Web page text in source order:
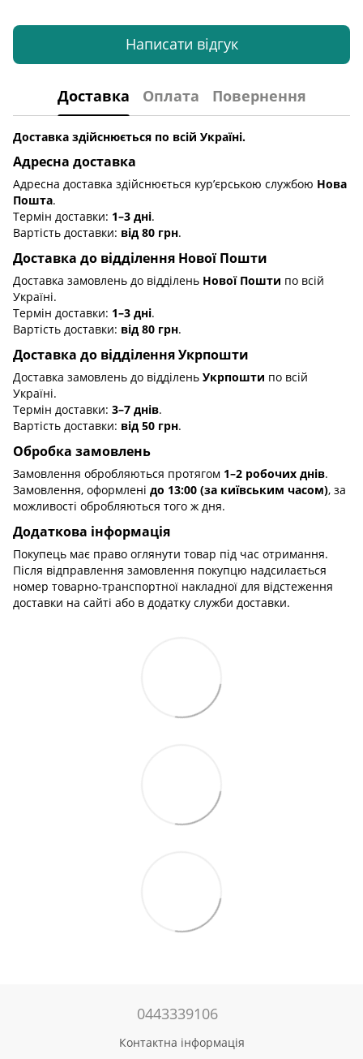
Написати відгук
Доставка Оплата Повернення
Доставка здійснюється по всій Україні.
Адресна доставка
Адресна доставка здійснюється кур’єрською службою Нова
Пошта.
Термін доставки: 1–3 дні.
Вартість доставки: від 80 грн.
Доставка до відділення Нової Пошти
Доставка замовлень до відділень Нової Пошти по всій
Україні.
Термін доставки: 1–3 дні.
Вартість доставки: від 80 грн.
Доставка до відділення Укрпошти
Доставка замовлень до відділень Укрпошти по всій
Україні.
Термін доставки: 3–7 днів.
Вартість доставки: від 50 грн.
Обробка замовлень
Замовлення обробляються протягом 1–2 робочих днів.
Замовлення, оформлені до 13:00 (за київським часом), за
можливості обробляються того ж дня.
Додаткова інформація
Покупець має право оглянути товар під час отримання.
Після відправлення замовлення покупцю надсилається
номер товарно-транспортної накладної для відстеження
доставки на сайті або в додатку служби доставки.
0443339106
Контактна інформація